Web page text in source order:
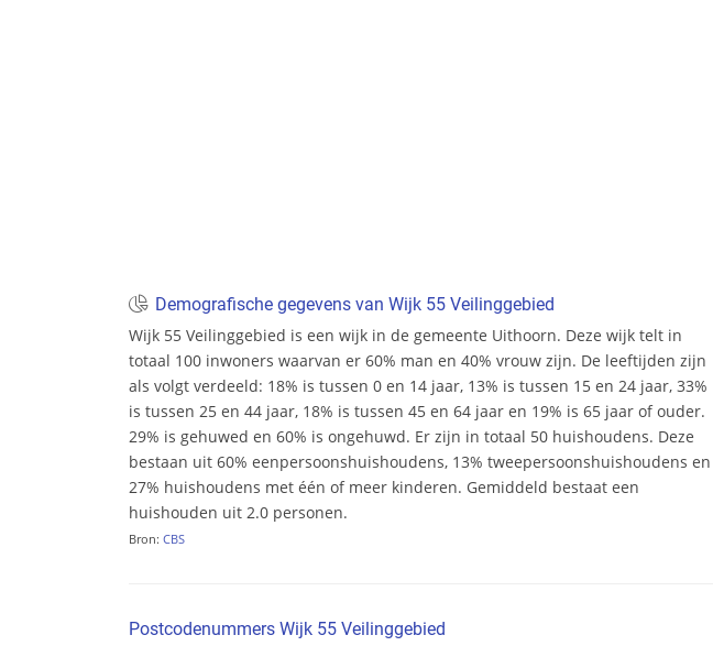
Demografische gegevens van Wijk 55 Veilinggebied
Wijk 55 Veilinggebied is een wijk in de gemeente Uithoorn. Deze wijk telt in
totaal 100 inwoners waarvan er 60% man en 40% vrouw zijn. De leeftijden zijn
als volgt verdeeld: 18% is tussen 0 en 14 jaar, 13% is tussen 15 en 24 jaar, 33%
is tussen 25 en 44 jaar, 18% is tussen 45 en 64 jaar en 19% is 65 jaar of ouder.
29% is gehuwed en 60% is ongehuwd. Er zijn in totaal 50 huishoudens. Deze
bestaan uit 60% eenpersoonshuishoudens, 13% tweepersoonshuishoudens en
27% huishoudens met één of meer kinderen. Gemiddeld bestaat een
huishouden uit 2.0 personen.
Bron: CBS
Postcodenummers Wijk 55 Veilinggebied